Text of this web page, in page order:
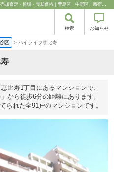
ハイライフ恵比寿｜マンションの購入・売り物件、売却査定・相場・売却価格｜豊島区・中野区・新宿区の中古マンション・リノベーション情報なら池袋のアイベックスホーム！
検索 お知らせ
区 > ハイライフ恵比寿
比寿1丁目にあるマンションで、
から徒歩6分の距離にあります。
られた全91戸のマンションです。